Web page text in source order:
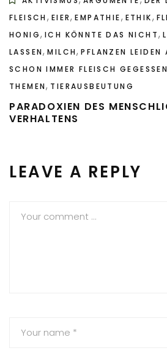
FLEISCH , EIER,EMPATHIE, ETHIK,
HONIG, ICH KÖNNTE DAS NICHT,
LASSEN,MILCH,PFLANZEN LEIDEN
SCHON IMMER FLEISCH
THEMEN, TIERAUSBEUTUNG
PARADOXIEN DES
VERHALTENS
LEAVE A REPLY